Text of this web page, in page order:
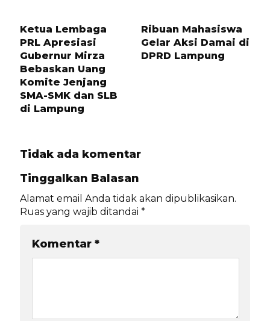
Ketua Lembaga
PRL Apresiasi
Gubernur Mirza
Bebaskan Uang
Komite Jenjang
SMA-SMK dan SLB
di Lampung
Ribuan Mahasiswa
Gelar Aksi Damai di
DPRD Lampung
Tidak ada komentar
Tinggalkan Balasan
Alamat email Anda tidak akan dipublikasikan.
Ruas yang wajib ditandai *
Komentar *